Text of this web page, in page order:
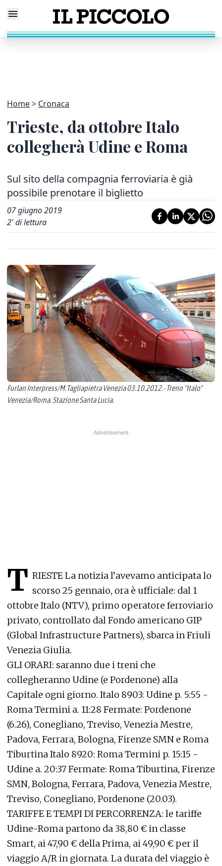
Home Cronaca
Trieste, da ottobre Italo
collegherà Udine e Roma
Sul sito della compagnia ferroviaria è già
possibile prenotare il biglietto
07 giugno 2019
2' di lettura
Furlan Interpress/M.Tagliapietra Venezia 03.10.2012.- Treno "Italo"
Venezia/Roma. Stazione Santa Lucia.
T RIESTE La notizia l’avevamo anticipata lo
scorso 25 gennaio, ora è ufficiale: dal 1
ottobre Italo (NTV), primo operatore ferroviario
privato, controllato dal Fondo americano GIP
(Global Infrastructure Partners), sbarca in Friuli
Venezia Giulia.
GLI ORARI: saranno due i treni che
collegheranno Udine (e Pordenone) alla
Capitale ogni giorno. Italo 8903: Udine p. 5:55 -
Roma Termini a. 11:28 Fermate: Pordenone
(6.26), Conegliano, Treviso, Venezia Mestre,
Padova, Ferrara, Bologna, Firenze SMN e Roma
Tiburtina Italo 8920: Roma Termini p. 15:15 -
Udine a. 20:37 Fermate: Roma Tiburtina, Firenze
SMN, Bologna, Ferrara, Padova, Venezia Mestre,
Treviso, Conegliano, Pordenone (20.03).
TARIFFE E TEMPI DI PERCORRENZA: le tariffe
Udine-Roma partono da 38,80 € in classe
Smart, ai 47,90 € della Prima, ai 49,90 € per il
viaggio A/R in giornata. La durata del viaggio è